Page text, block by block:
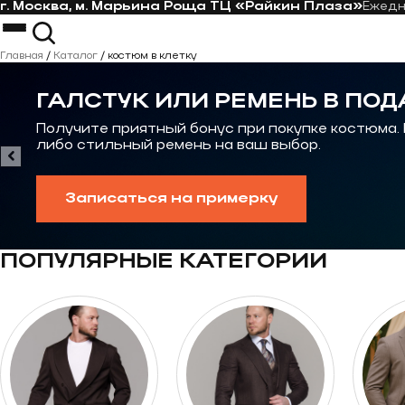
Перейти к контенту
г. Москва, м. Марьина Роща ТЦ «Райкин Плаза»
Костюмы
Костюм на свадьбу
Casual костюм
Костюмы на выпускной
Галстуки
Контакты
Главная / Каталог / костюм в клетку
ГАЛСТУК ИЛИ РЕМЕНЬ В
Получите приятный бонус при покупке
либо стильный ремень на ваш выбор.
Записаться на примерку
ПОПУЛЯРНЫЕ КАТЕГОРИИ
Перейти к категории Костюмы oversize
Перейти к